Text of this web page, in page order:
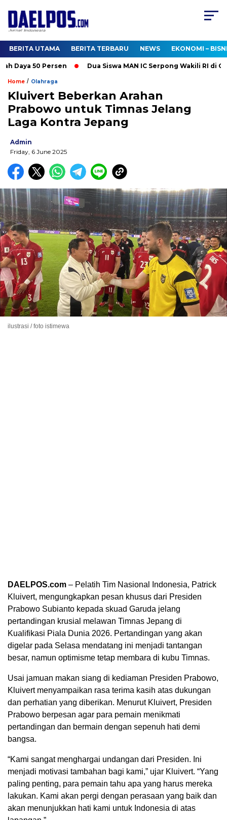
BERITA UTAMA BERITA TERBARU NEWS EKONOMI –
Daya 50 Persen Dua Siswa MAN IC Serpong Wakili RI di
Home / Olahraga
Kluivert Beberkan Arahan
Prabowo untuk Timnas Jelang
Laga Kontra Jepang
Admin
Friday, 6 June 2025
ilustrasi / foto istimewa
DAELPOS.com – Pelatih Tim Nasional Indonesia, Patrick
Kluivert, mengungkapkan pesan khusus dari Presiden
Prabowo Subianto kepada skuad Garuda jelang
pertandingan krusial melawan Timnas Jepang di
Kualifikasi Piala Dunia 2026. Pertandingan yang akan
digelar pada Selasa mendatang ini menjadi tantangan
besar, namun optimisme tetap membara di kubu Timnas.
Usai jamuan makan siang di kediaman Presiden Prabowo,
Kluivert menyampaikan rasa terima kasih atas dukungan
dan perhatian yang diberikan. Menurut Kluivert, Presiden
Prabowo berpesan agar para pemain menikmati
pertandingan dan bermain dengan sepenuh hati demi
bangsa.
“Kami sangat menghargai undangan dari Presiden. Ini
menjadi motivasi tambahan bagi kami,” ujar Kluivert. “Yang
paling penting, para pemain tahu apa yang harus mereka
lakukan. Kami akan pergi dengan perasaan yang baik dan
akan menunjukkan hati kami untuk Indonesia di atas